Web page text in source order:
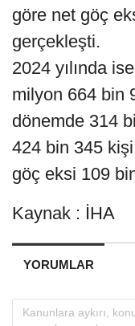
göre net göç
gerçekleşti.
2024 yılında
milyon 664 bin
dönemde 314
424 bin 345
göç eksi 109
Kaynak : İHA
YORUMLAR